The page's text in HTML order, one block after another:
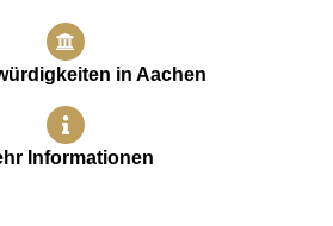
in Aachen
Informationen